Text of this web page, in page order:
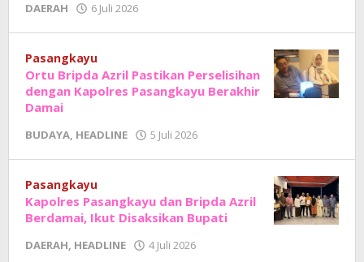
DAERAH 6 Juli 2026
Junaedi
Pasangkayu
Ortu Bripda Azril Pastikan Perselisihan
dengan Kapolres Pasangkayu Berakhir
Damai
BUDAYA, HEADLINE 5 Juli 2026
Junaedi
Pasangkayu
Kapolres Pasangkayu dan Bripda Azril
Berdamai, Ikut Disaksikan Bupati
DAERAH, HEADLINE 4 Juli 2026